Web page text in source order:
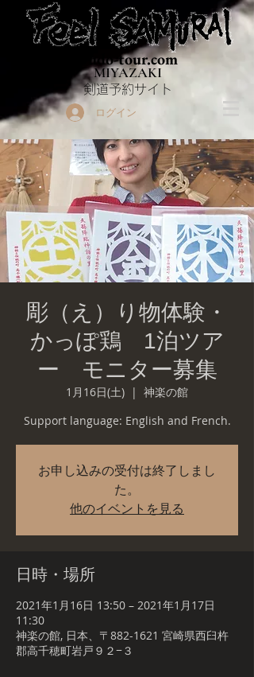
Budo-tour.com
MIYAZAKI
​剣道予約サイト
ログイン
彫（え）り物体験・
かっぽ鶏 1泊ツア
ー モニター募集
1月16日(土)
  |
神楽の館
Support language: English and French.
お申し込みの受付は終了しまし
た。
他のイベントを見る
日時・場所
2021年1月16日 13:50 – 2021年1月17日
11:30
神楽の館, 日本、〒882-1621 宮崎県西臼杵
郡高千穂町岩戸９２−３